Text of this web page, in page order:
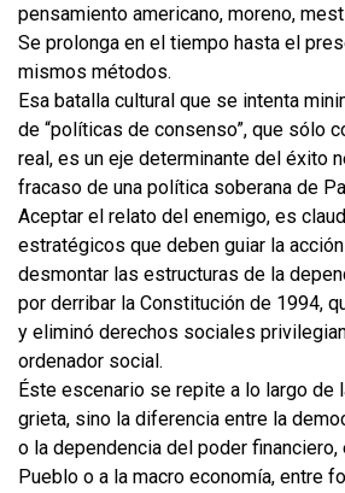
pensamiento americano, moreno,
Se prolonga en el tiempo hasta el
mismos métodos.
Esa batalla cultural que se intenta
de “políticas de consenso”, que sólo
real, es un eje determinante del éxito
fracaso de una política soberana de
Aceptar el relato del enemigo, es
estratégicos que deben guiar la
desmontar las estructuras de la
por derribar la Constitución de 1994,
y eliminó derechos sociales
ordenador social.
Éste escenario se repite a lo largo de
grieta, sino la diferencia entre la
o la dependencia del poder
Pueblo o a la macro economía, entre